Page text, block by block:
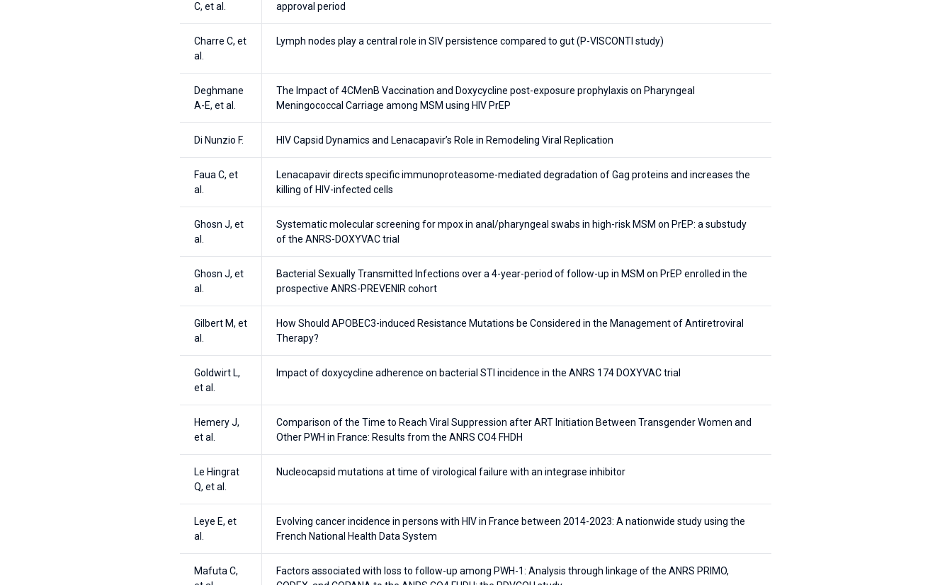
C, et al.
approval period
Charre C, et
al.
Lymph nodes play a central role in SIV persistence compared to gut (P-VISCONTI study)
Deghmane
A-E, et al.
The Impact of 4CMenB Vaccination and Doxycycline post-exposure prophylaxis on Pharyngeal
Meningococcal Carriage among MSM using HIV PrEP
Di Nunzio F. HIV Capsid Dynamics and Lenacapavir’s Role in Remodeling Viral Replication
Faua C, et
al.
Lenacapavir directs specific immunoproteasome-mediated degradation of Gag proteins and increases the
killing of HIV-infected cells
Ghosn J, et
al.
Systematic molecular screening for mpox in anal/pharyngeal swabs in high-risk MSM on PrEP: a substudy
of the ANRS-DOXYVAC trial
Ghosn J, et
al.
Bacterial Sexually Transmitted Infections over a 4-year-period of follow-up in MSM on PrEP enrolled in the
prospective ANRS-PREVENIR cohort
Gilbert M, et
al.
How Should APOBEC3-induced Resistance Mutations be Considered in the Management of Antiretroviral
Therapy?
Goldwirt L,
et al.
Impact of doxycycline adherence on bacterial STI incidence in the ANRS 174 DOXYVAC trial
Hemery J,
et al.
Comparison of the Time to Reach Viral Suppression after ART Initiation Between Transgender Women and
Other PWH in France: Results from the ANRS CO4 FHDH
Le Hingrat
Q, et al.
Nucleocapsid mutations at time of virological failure with an integrase inhibitor
Leye E, et
al.
Evolving cancer incidence in persons with HIV in France between 2014-2023: A nationwide study using the
French National Health Data System
Mafuta C,
Factors associated with loss to follow-up among PWH-1: Analysis through linkage of the ANRS PRIMO,